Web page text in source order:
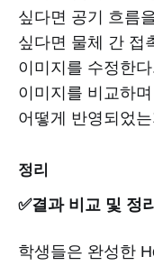
싶다면 공기 흐름
싶다면 물체 간 접
이미지를 수정한
이미지를 비교하
어떻게 반영되었
정리
✅결과 비교 및 정
학생들은 완성한